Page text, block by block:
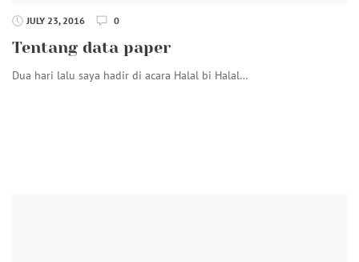
JULY 23, 2016 0
Tentang data paper
Dua hari lalu saya hadir di acara Halal bi Halal…